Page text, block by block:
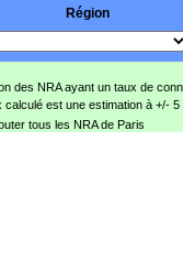
Région
des NRA ayant un taux de
calculé est une estimation à +/-
tous les NRA de Paris